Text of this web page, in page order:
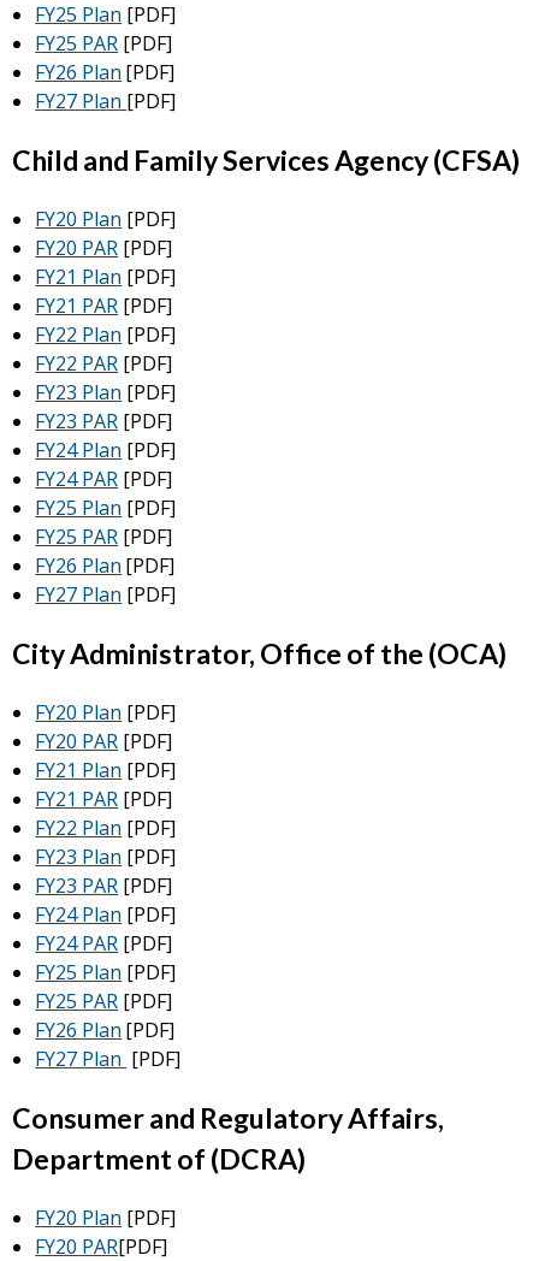
FY25 Plan [PDF]
FY25 PAR [PDF]
FY26 Plan [PDF]
FY27 Plan [PDF]
Child and Family Services Agency (CFSA)
FY20 Plan [PDF]
FY20 PAR [PDF]
FY21 Plan [PDF]
FY21 PAR [PDF]
FY22 Plan [PDF]
FY22 PAR [PDF]
FY23 Plan [PDF]
FY23 PAR [PDF]
FY24 Plan [PDF]
FY24 PAR [PDF]
FY25 Plan [PDF]
FY25 PAR [PDF]
FY26 Plan [PDF]
FY27 Plan [PDF]
City Administrator, Office of the (OCA)
FY20 Plan [PDF]
FY20 PAR [PDF]
FY21 Plan [PDF]
FY21 PAR [PDF]
FY22 Plan [PDF]
FY23 Plan [PDF]
FY23 PAR [PDF]
FY24 Plan [PDF]
FY24 PAR [PDF]
FY25 Plan [PDF]
FY25 PAR [PDF]
FY26 Plan [PDF]
FY27 Plan [PDF]
Consumer and Regulatory Affairs,
Department of (DCRA)
FY20 Plan [PDF]
FY20 PAR[PDF]